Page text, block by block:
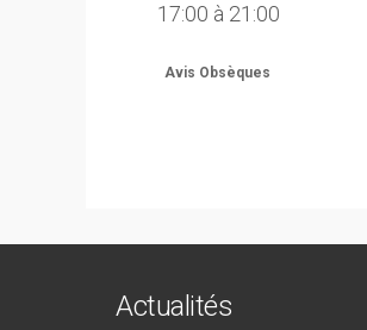
17:00 à 21:00
Avis Obsèques
Actualités